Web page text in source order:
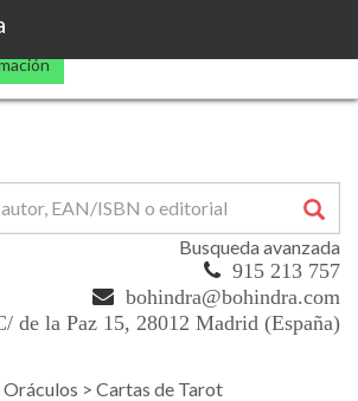
y de terceros para mejorar nuestros
Busqueda avanzada
915 213 757
bohindra@bohindra.com
de la Paz 15, 28012 Madrid (España)
> Cartas de Tarot